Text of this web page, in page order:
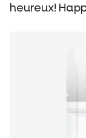
heureux!